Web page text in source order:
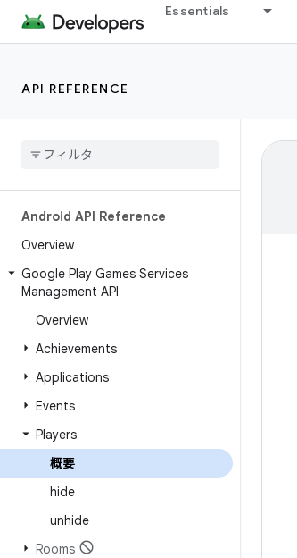
Essentials
API REFERENCE
Android API Reference
Overview
Google Play Games Services
Management API
Overview
Achievements
Applications
Events
Players
概要
hide
unhide
Rooms